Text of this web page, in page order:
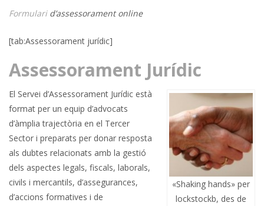
Formularid’assessorament online
[tab:Assessorament jurídic]
Assessorament Jurídic
«Shaking hands» per
lockstockb, des de
El Servei d’Assessorament Jurídic està
format per un equip d’advocats
d’àmplia trajectòria en el Tercer
Sector i preparats per donar resposta
als dubtes relacionats amb la gestió
dels aspectes legals, fiscals, laborals,
civils i mercantils, d’assegurances,
d’accions formatives i de